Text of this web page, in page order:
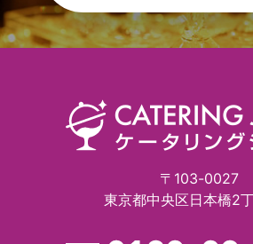
〒103-0027
東京都中央区日本橋2